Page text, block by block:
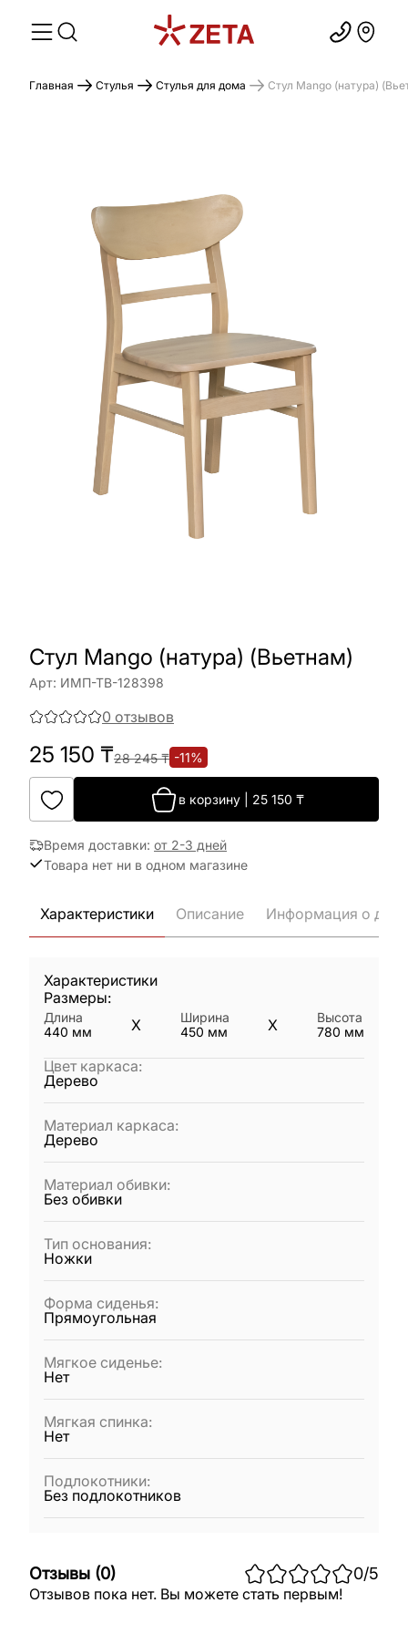
Главная Стулья Стулья для дома Стул Mango (натура)
Стул Mango (натура) (Вьетнам)
Арт: ИМП-ТВ-128398
0 отзывов
25 150 ₸28 245₸ -11%
в корзину| 25 150 ₸
Время доставки: от 2-3 дней
Товара нет ни в одном магазине
Характеристики Описание Информация о
Характеристики
Размеры:
Длина
440 мм X
Ширина
450 мм X
Высота
780 мм
Цвет каркаса:
Дерево
Материал каркаса:
Дерево
Материал обивки:
Без обивки
Тип основания:
Ножки
Форма сиденья:
Прямоугольная
Мягкое сиденье:
Нет
Мягкая спинка:
Нет
Подлокотники:
Без подлокотников
Отзывы (0) 0/5
Отзывов пока нет. Вы можете стать первым!